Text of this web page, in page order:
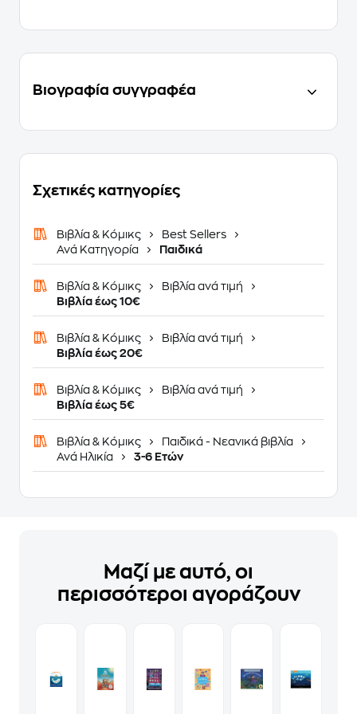
Βιογραφία συγγραφέα
Σχετικές κατηγορίες
Βιβλία & Κόμικς
Best Sellers
Ανά Κατηγορία
Παιδικά
Βιβλία & Κόμικς
Βιβλία ανά τιμή
Βιβλία έως 10€
Βιβλία & Κόμικς
Βιβλία ανά τιμή
Βιβλία έως 20€
Βιβλία & Κόμικς
Βιβλία ανά τιμή
Βιβλία έως 5€
Βιβλία & Κόμικς
Παιδικά - Νεανικά βιβλία
Ανά Ηλικία
3-6 Ετών
Μαζί με αυτό, οι
περισσότεροι αγοράζουν